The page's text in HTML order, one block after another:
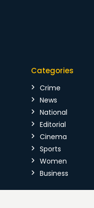
Categories
Crime
News
National
Editorial
Cinema
Sports
Women
Business